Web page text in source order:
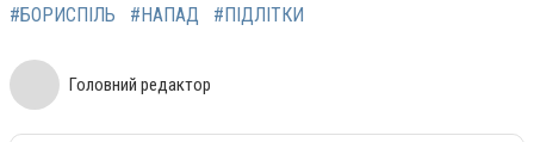
#БОРИСПІЛЬ #НАПАД #ПІДЛІТКИ
Головний редактор